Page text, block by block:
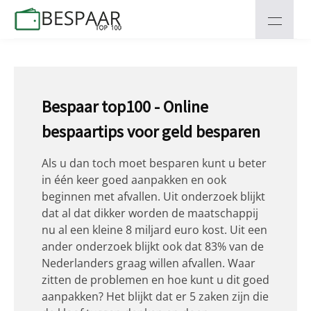
Bespaar top100 - Online
bespaartips voor geld besparen
Als u dan toch moet besparen kunt u beter
in één keer goed aanpakken en ook
beginnen met afvallen. Uit onderzoek blijkt
dat al dat dikker worden de maatschappij
nu al een kleine 8 miljard euro kost. Uit een
ander onderzoek blijkt ook dat 83% van de
Nederlanders graag willen afvallen. Waar
zitten de problemen en hoe kunt u dit goed
aanpakken? Het blijkt dat er 5 zaken zijn die